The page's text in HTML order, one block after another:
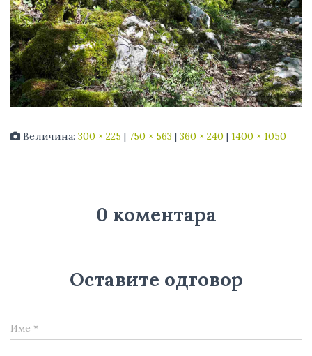
Величина: 300 × 225 | 750 × 563 | 360 × 240 | 1400 × 1050
0 коментара
Оставите одговор
Име *